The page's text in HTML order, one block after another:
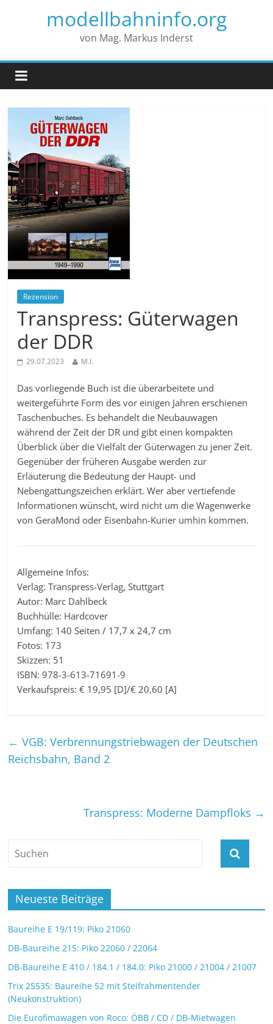
modellbahninfo.org
von Mag. Markus Inderst
Rezension
Transpress: Güterwagen
der DDR
29.07.2023 M.I.
Das vorliegende Buch ist die überarbeitete und
weitergeführte Form des vor einigen Jahren erschienen
Taschenbuches. Es behandelt die Neubauwagen
während der Zeit der DR und gibt einen kompakten
Überblick über die Vielfalt der Güterwagen zu jener Zeit.
Gegenüber der früheren Ausgabe werden zur
Erläuterung die Bedeutung der Haupt- und
Nebengattungszeichen erklärt. Wer aber vertiefende
Informationen wünscht, wird nicht um die Wagenwerke
von GeraMond oder Eisenbahn-Kurier umhin kommen.
Allgemeine Infos:
Verlag: Transpress-Verlag, Stuttgart
Autor: Marc Dahlbeck
Buchhülle: Hardcover
Umfang: 140 Seiten / 17,7 x 24,7 cm
Fotos: 173
Skizzen: 51
ISBN: 978-3-613-71691-9
Verkaufspreis: € 19,95 [D]/€ 20,60 [A]
← VGB: Verbrennungstriebwagen der Deutschen
Reichsbahn, Band 2
Transpress: Moderne Dampfloks →
Neueste Beiträge
Baureihe E 19/119: Piko 21060
DB-Baureihe 215: Piko 22060 / 22064
DB-Baureihe E 410 / 184.1 / 184.0: Piko 21000 / 21004 / 21007
Trix 25535: Baureihe 52 mit Steifrahmentender
(Neukonstruktion)
Die Eurofimawagen von Roco: ÖBB / CD / DB-Mietwagen